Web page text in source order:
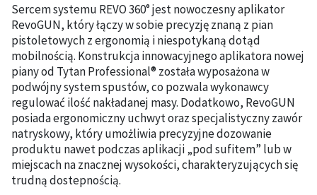
Sercem systemu REVO 360° jest nowoczesny aplikator
RevoGUN, który łączy w sobie precyzję znaną z pian
pistoletowych z ergonomią i niespotykaną dotąd
mobilnością. Konstrukcja innowacyjnego aplikatora nowej
piany od Tytan Professional® została wyposażona w
podwójny system spustów, co pozwala wykonawcy
regulować ilość nakładanej masy. Dodatkowo, RevoGUN
posiada ergonomiczny uchwyt oraz specjalistyczny zawór
natryskowy, który umożliwia precyzyjne dozowanie
produktu nawet podczas aplikacji „pod sufitem” lub w
miejscach na znacznej wysokości, charakteryzujących się
trudną dostepnością.